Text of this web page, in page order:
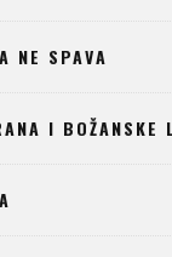
NE SPAVA
I BOŽANSKE